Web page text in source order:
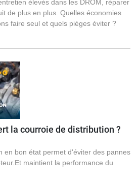
élevés dans les DROM, réparer
de plus en plus. Quelles économies
faire seul et quels pièges éviter ?
la courroie de distribution ?
en bon état permet d'éviter des pannes
maintient la performance du